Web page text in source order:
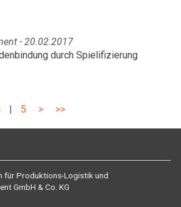
- 20.02.2017
durch Spielifizierung
| 5 > >>
für Produktions-Logistik und
GmbH & Co. KG